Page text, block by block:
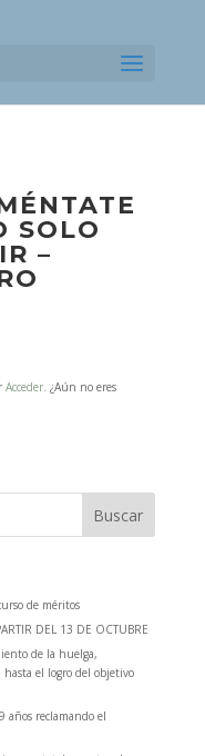
SOLO
–
Acceder. ¿Aún no eres
de méritos
DEL 13 DE OCTUBRE
de la huelga,
el logro del objetivo
años reclamando el